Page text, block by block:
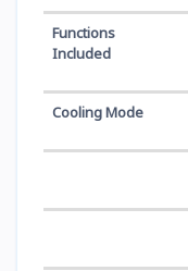
Functions
Included
Cooling Mode